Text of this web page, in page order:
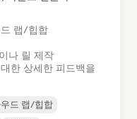
랩/힙합
나 릴 제작
한 상세한 피드백을
드 랩/힙합